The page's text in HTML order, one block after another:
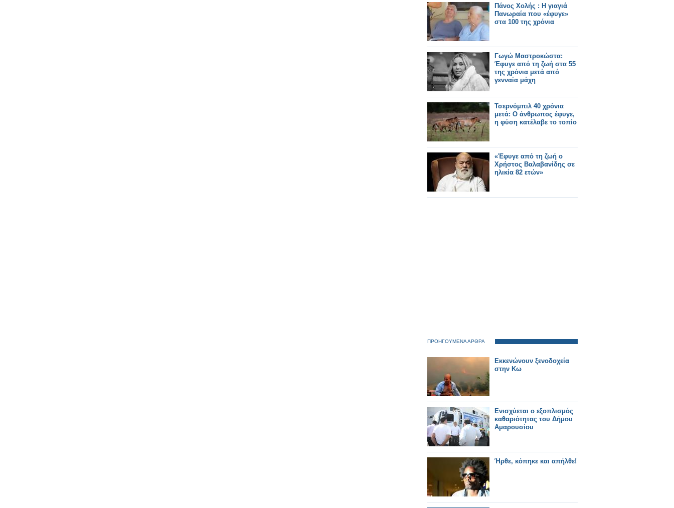
Πάνος Χολής : Η γιαγιά
Πανωραία που «έφυγε»
στα 100 της χρόνια
Γωγώ Μαστροκώστα:
Έφυγε από τη ζωή στα 55
της χρόνια μετά από
γενναία μάχη
Τσερνόμπιλ 40 χρόνια
μετά: Ο άνθρωπος έφυγε,
η φύση κατέλαβε το τοπίο
«Έφυγε από τη ζωή ο
Χρήστος Βαλαβανίδης σε
ηλικία 82 ετών»
ΠΡΟΗΓΟΥΜΕΝΑ ΑΡΘΡΑ
Εκκενώνουν ξενοδοχεία
στην Κω
Ενισχύεται ο εξοπλισμός
καθαριότητας του Δήμου
Αμαρουσίου
Ήρθε, κόπηκε και απήλθε!